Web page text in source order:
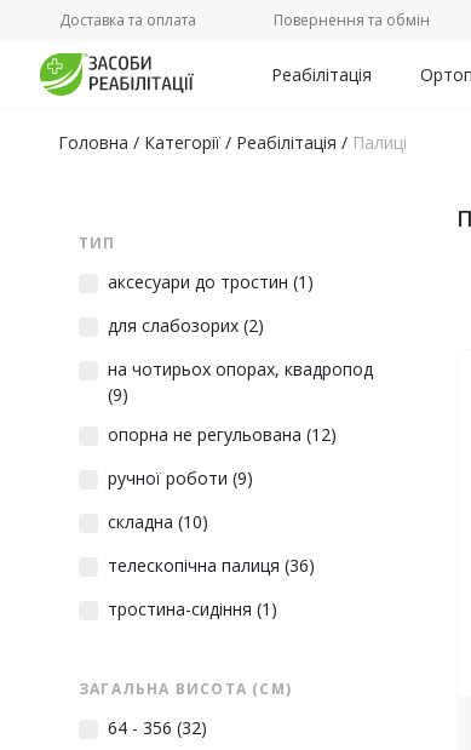
Доставка та оплата Повернення та обмін
Реабілітація
Головна / Категорії / Реабілітація / Палиці
ТИП
аксесуари до тростин (1)
для слабозорих (2)
на чотирьох опорах, квадропод
(9)
опорна не регульована (12)
ручної роботи (9)
складна (10)
телескопічна палиця (36)
тростина-сидіння (1)
ЗАГАЛЬНА ВИСОТА (СМ)
64 - 356 (32)